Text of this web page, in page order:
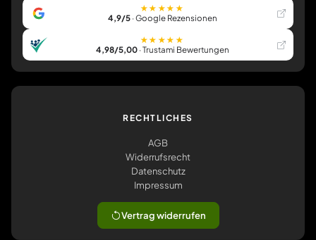
★★★★★
4,9/5· Google Rezensionen
★★★★★
4,98/5,00· Trustami Bewertungen
RECHTLICHES
AGB
Widerrufsrecht
Datenschutz
Impressum
Vertrag widerrufen